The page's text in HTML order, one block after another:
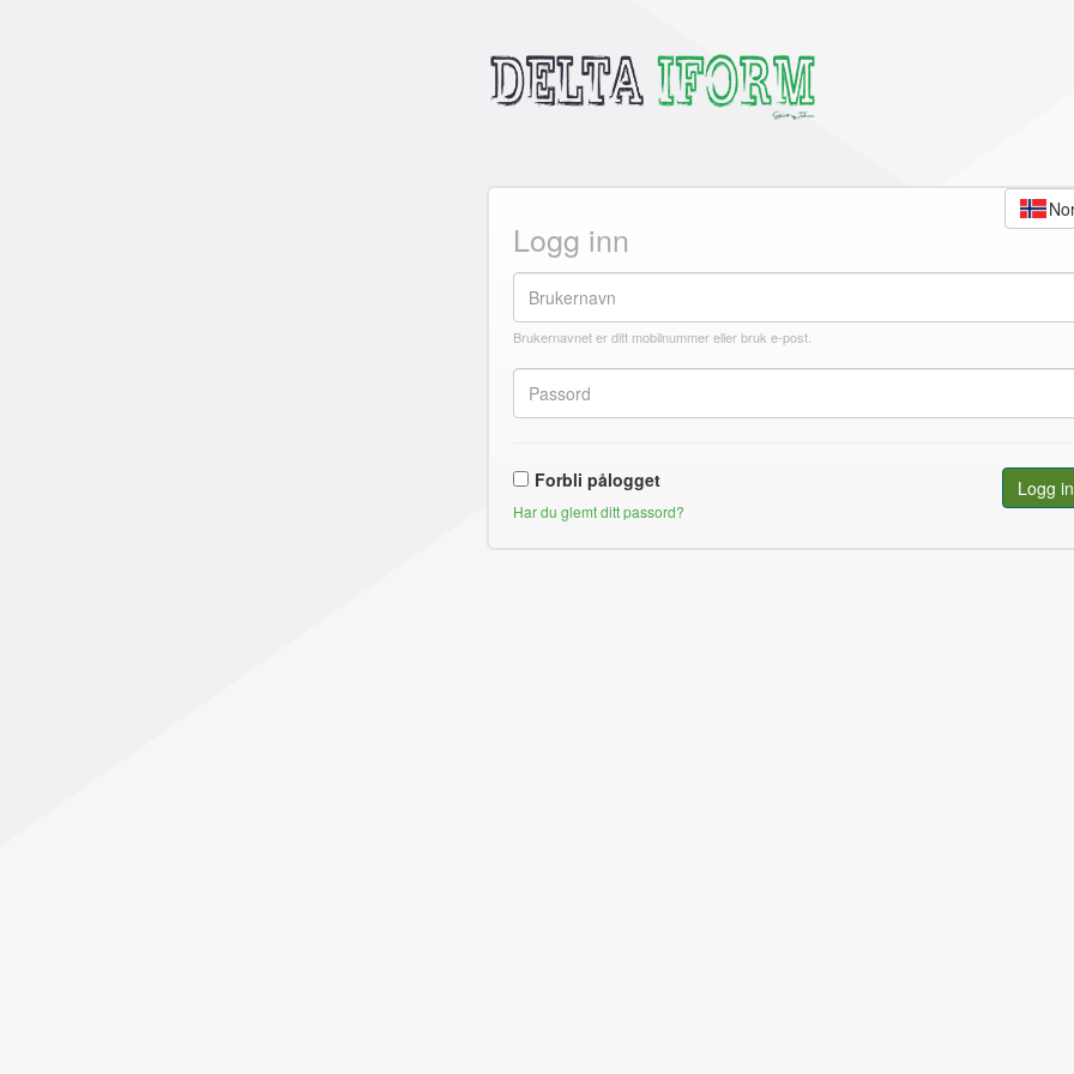
Logg inn
Brukernavnet er ditt mobilnummer eller bruk e-post.
Forbli pålogget
Har du glemt ditt passord?
Logg